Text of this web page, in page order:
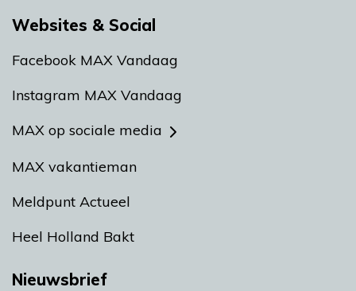
Websites & Social
Facebook MAX Vandaag
Instagram MAX Vandaag
MAX op sociale media
MAX vakantieman
Meldpunt Actueel
Heel Holland Bakt
Nieuwsbrief